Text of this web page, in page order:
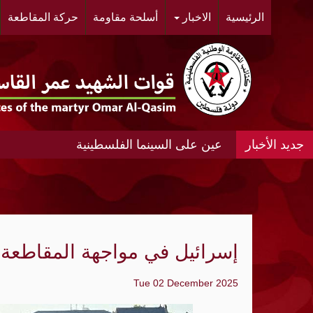
الرئيسية الاخبار أسلحة مقاومة حركة المقاطعة
عين على السينما الفلسطينية
عين على السينما الفلسطينية الانتفاضة
#مخيم خان الشيح #النسائية
"أشد" ومنظمة الجيل الجديد "مجد" ينظمان
«الديمقراطية»: عدوان الإحتلال المتواصل
إسرائيل في مواجهة المقاطعة
Tue 02 December 2025